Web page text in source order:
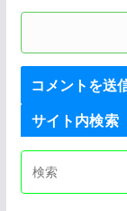
サイト内検索